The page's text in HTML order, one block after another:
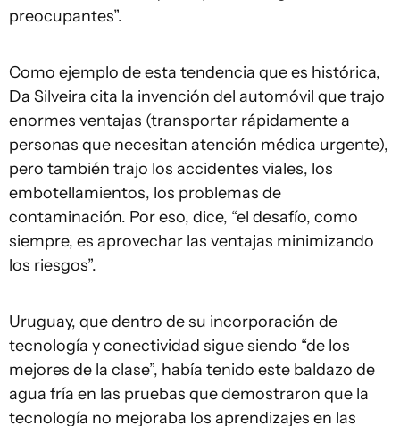
preocupantes”.
Como ejemplo de esta tendencia que es histórica,
Da Silveira cita la invención del automóvil que trajo
enormes ventajas (transportar rápidamente a
personas que necesitan atención médica urgente),
pero también trajo los accidentes viales, los
embotellamientos, los problemas de
contaminación. Por eso, dice, “el desafío, como
siempre, es aprovechar las ventajas minimizando
los riesgos”.
Uruguay, que dentro de su incorporación de
tecnología y conectividad sigue siendo “de los
mejores de la clase”, había tenido este baldazo de
agua fría en las pruebas que demostraron que la
tecnología no mejoraba los aprendizajes en las